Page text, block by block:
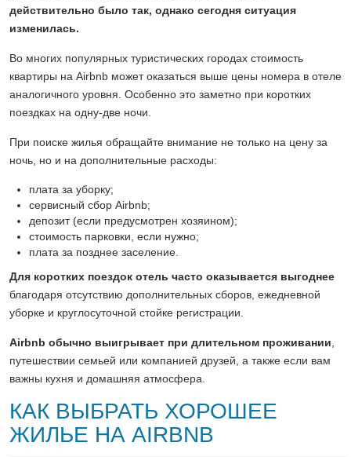
действительно было так, однако сегодня ситуация
изменилась.
Во многих популярных туристических городах стоимость
квартиры на Airbnb может оказаться выше цены номера в отеле
аналогичного уровня. Особенно это заметно при коротких
поездках на одну-две ночи.
При поиске жилья обращайте внимание не только на цену за
ночь, но и на дополнительные расходы:
плата за уборку;
сервисный сбор Airbnb;
депозит (если предусмотрен хозяином);
стоимость парковки, если нужно;
плата за позднее заселение.
Для коротких поездок отель часто оказывается выгоднее
благодаря отсутствию дополнительных сборов, ежедневной
уборке и круглосуточной стойке регистрации.
Airbnb обычно выигрывает при длительном проживании
путешествии семьей или компанией друзей, а также если вам
важны кухня и домашняя атмосфера.
КАК ВЫБРАТЬ ХОРОШЕЕ
ЖИЛЬЕ НА AIRBNB